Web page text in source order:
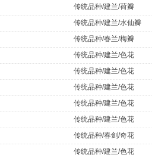
传统品种/建兰/荷瓣
传统品种/建兰/水仙瓣
传统品种/春兰/梅瓣
传统品种/建兰/色花
传统品种/建兰/色花
传统品种/建兰/色花
传统品种/建兰/色花
传统品种/建兰/色花
传统品种/春剑/奇花
传统品种/建兰/色花